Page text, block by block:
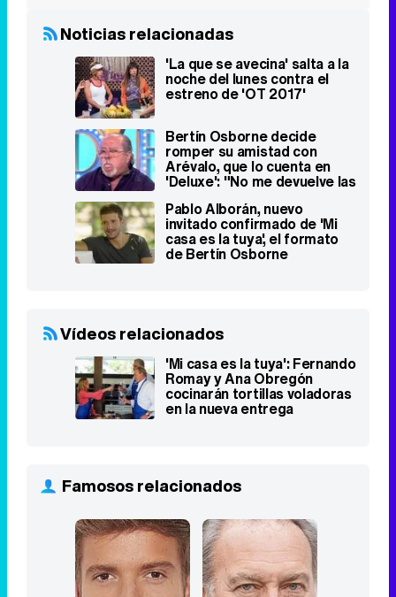
Noticias relacionadas
'La que se avecina' salta a la
noche del lunes contra el
estreno de 'OT 2017'
Bertín Osborne decide
romper su amistad con
Arévalo, que lo cuenta en
'Deluxe': "No me devuelve las
Pablo Alborán, nuevo
invitado confirmado de 'Mi
casa es la tuya', el formato
de Bertín Osborne
Vídeos relacionados
'Mi casa es la tuya': Fernando
Romay y Ana Obregón
cocinarán tortillas voladoras
en la nueva entrega
Famosos relacionados